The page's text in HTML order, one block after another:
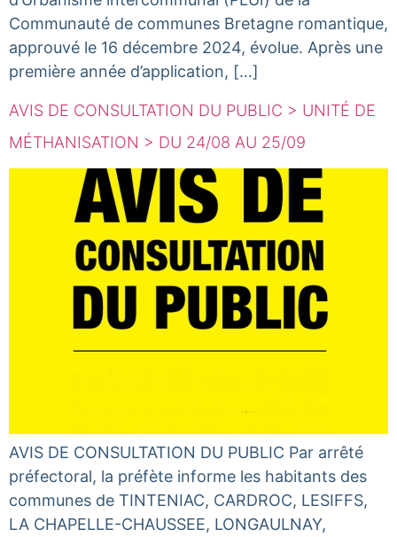
Communauté de communes Bretagne romantique,
approuvé le 16 décembre 2024, évolue. Après une
première année d’application, […]
AVIS DE CONSULTATION DU PUBLIC > UNITÉ DE
MÉTHANISATION > DU 24/08 AU 25/09
AVIS DE CONSULTATION DU PUBLIC Par arrêté
préfectoral, la préfète informe les habitants des
communes de TINTENIAC, CARDROC, LESIFFS,
LA CHAPELLE-CHAUSSEE, LONGAULNAY,